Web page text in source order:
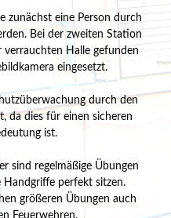
zunächst eine Person durch
Bei der zweiten Station
verrauchten Halle gefunden
eingesetzt.
durch den
da dies für einen sicheren
ist.
sind regelmäßige Übungen
Handgriffe perfekt sitzen.
größeren Übungen auch